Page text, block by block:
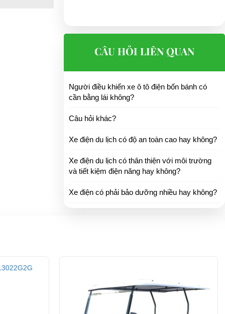
CÂU HỎI LIÊN QUAN
Người điều khiển xe ô tô điện bốn bánh có
cần bằng lái không?
Câu hỏi khác?
Xe điện du lịch có độ an toàn cao hay không?
Xe điện du lịch có thân thiện với môi trường
và tiết kiệm điện năng hay không?
Xe điện có phải bảo dưỡng nhiều hay không?